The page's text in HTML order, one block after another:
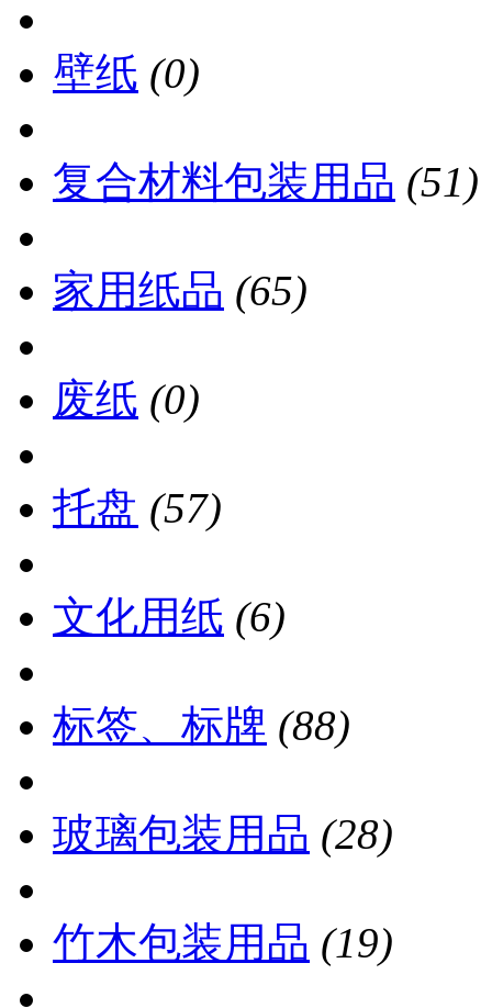
壁纸 (0)
复合材料包装用品 (51)
家用纸品 (65)
废纸 (0)
托盘 (57)
文化用纸 (6)
标签、标牌 (88)
玻璃包装用品 (28)
竹木包装用品 (19)